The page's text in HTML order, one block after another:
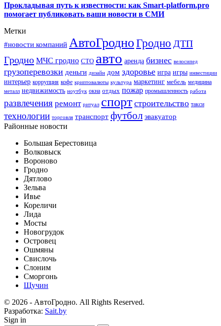
Прокладывая путь к известности: как Smart-platform.pro
помогает публиковать ваши новости в СМИ
Метки
#новости компаний АвтоГродноГродно ДТП
Гродно МЧС гродно СТО авто аренда бизнес велосипед
грузоперевозки деньги дизайн дом здоровье игра игры инвестиции
интерьер коррупция кофе криптовалюты культура маркетинг мебель медицина
металл недвижимость ноутбук окна отдых пожар промышленность работа
развлечения ремонт ритуал спорт строительство такси
технологии торговля транспорт футбол эвакуатор
Районные новости
Большая Берестовица
Волковыск
Вороново
Гродно
Дятлово
Зельва
Ивье
Кореличи
Лида
Мосты
Новогрудок
Островец
Ошмяны
Свислочь
Слоним
Сморгонь
Щучин
© 2026 - АвтоГродно. All Rights Reserved.
Разработка: Sait.by
Sign in